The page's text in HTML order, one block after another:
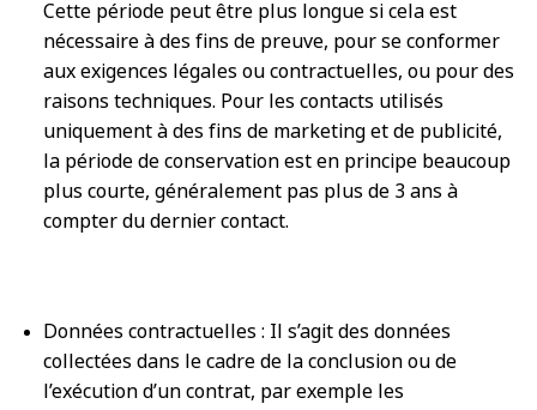
Cette période peut être plus longue si cela est
nécessaire à des fins de preuve, pour se conformer
aux exigences légales ou contractuelles, ou pour des
raisons techniques. Pour les contacts utilisés
uniquement à des fins de marketing et de publicité,
la période de conservation est en principe beaucoup
plus courte, généralement pas plus de 3 ans à
compter du dernier contact.
Données contractuelles : Il s’agit des données
collectées dans le cadre de la conclusion ou de
l’exécution d’un contrat, par exemple les